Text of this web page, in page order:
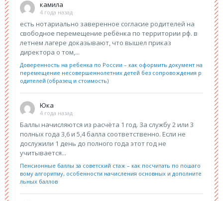
камила
4 года назад
есть нотариально заверенное согласие родителей на
свободное перемещение ребёнка по территории рф. в
летнем лагере доказывают, что вышел приказ
директора о том,...
Доверенность на ребенка по России – как оформить документ на
перемещение несовершеннолетних детей без сопровождения р
одителей (образец и стоимость)
Юка
4 года назад
Баллы начисляются из расчёта 1 год. За службу 2 или 3
полных года 3,6 и 5,4 балла соответственно. Если не
дослужили 1 день до полного года этот год не
учитывается...
Пенсионные баллы за советский стаж – как посчитать по пошаго
вому алгоритму, особенности начисления основных и дополните
льных баллов